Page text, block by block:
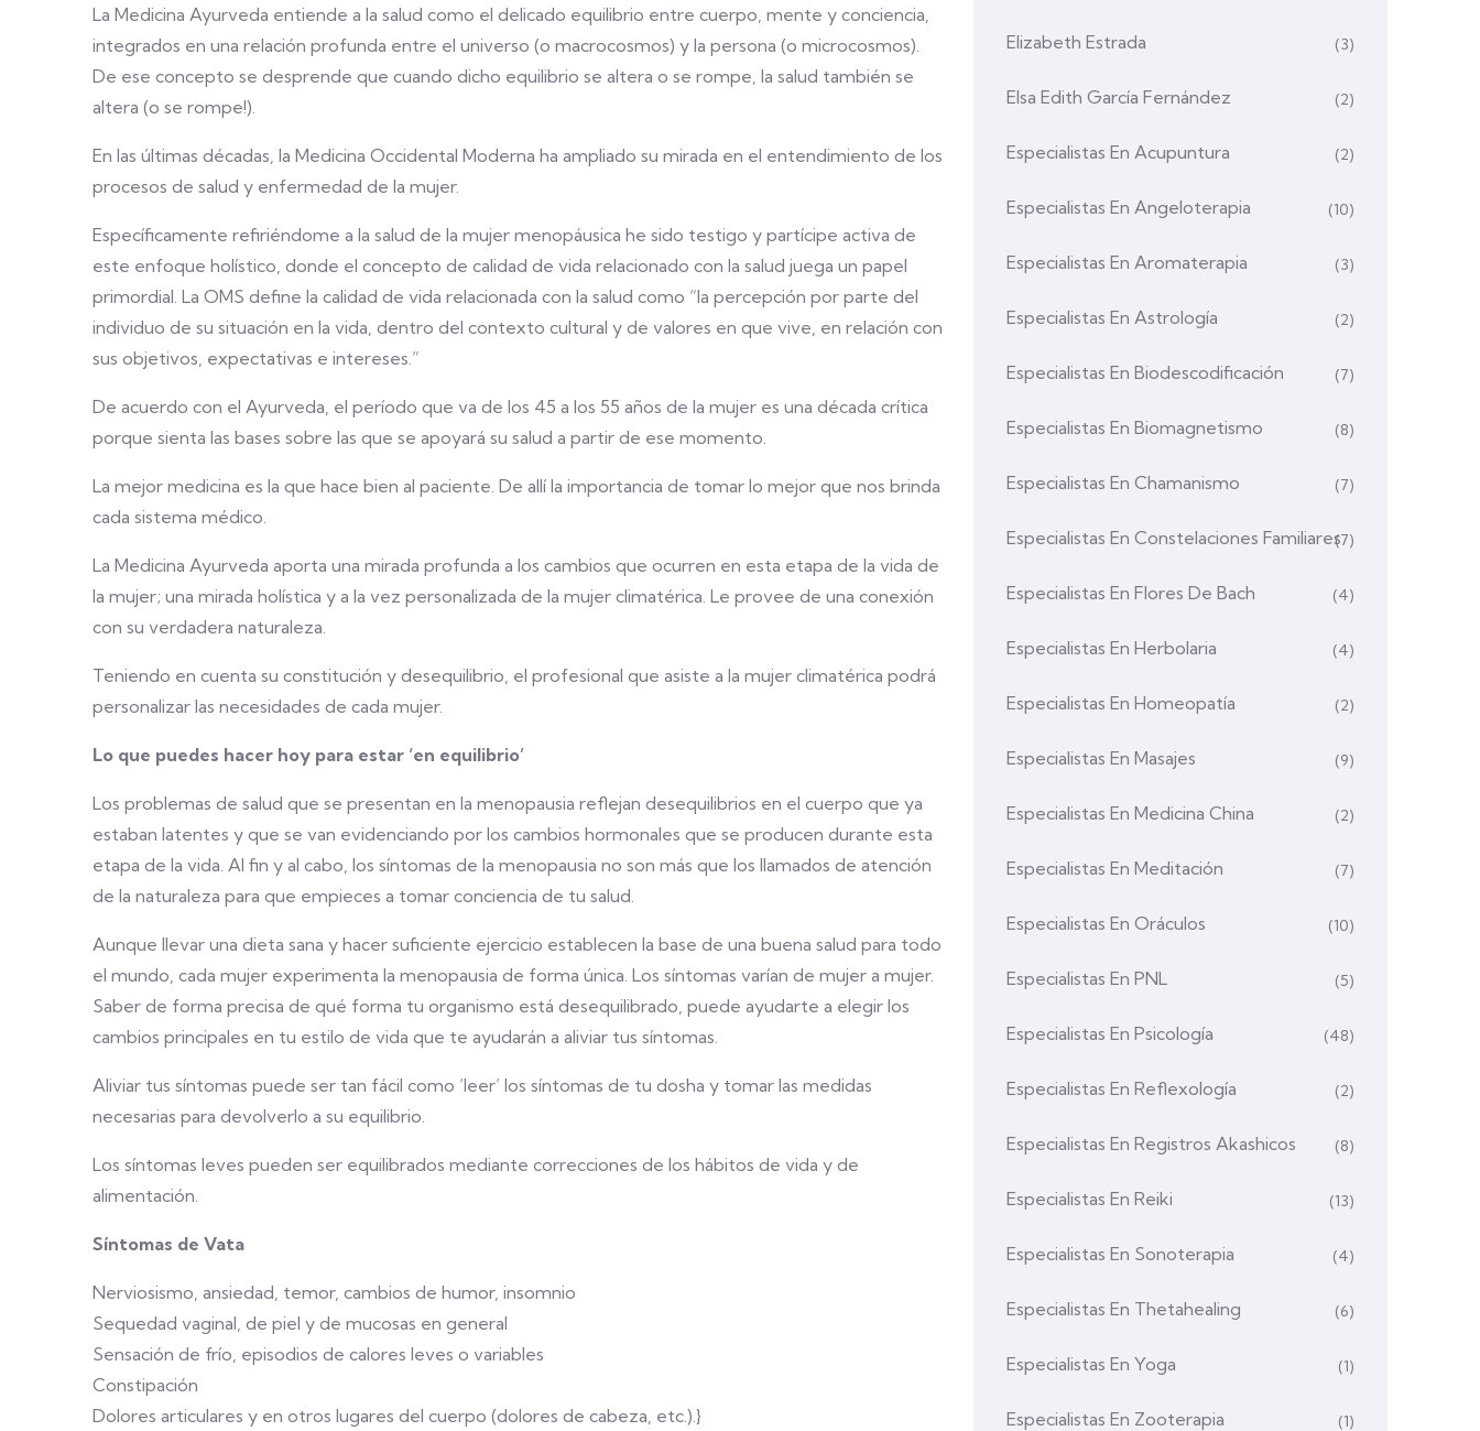
La Medicina Ayurveda entiende a la salud como el delicado equilibrio entre cuerpo, mente y conciencia,
integrados en una relación profunda entre el universo (o macrocosmos) y la persona (o microcosmos).
De ese concepto se desprende que cuando dicho equilibrio se altera o se rompe, la salud también se
altera (o se rompe!).
En las últimas décadas, la Medicina Occidental Moderna ha ampliado su mirada en el entendimiento de los
procesos de salud y enfermedad de la mujer.
Específicamente refiriéndome a la salud de la mujer menopáusica he sido testigo y partícipe activa de
este enfoque holístico, donde el concepto de calidad de vida relacionado con la salud juega un papel
primordial. La OMS define la calidad de vida relacionada con la salud como “la percepción por parte del
individuo de su situación en la vida, dentro del contexto cultural y de valores en que vive, en relación con
sus objetivos, expectativas e intereses.”
De acuerdo con el Ayurveda, el período que va de los 45 a los 55 años de la mujer es una década crítica
porque sienta las bases sobre las que se apoyará su salud a partir de ese momento.
La mejor medicina es la que hace bien al paciente. De allí la importancia de tomar lo mejor que nos brinda
cada sistema médico.
La Medicina Ayurveda aporta una mirada profunda a los cambios que ocurren en esta etapa de la vida de
la mujer; una mirada holística y a la vez personalizada de la mujer climatérica. Le provee de una conexión
con su verdadera naturaleza.
Teniendo en cuenta su constitución y desequilibrio, el profesional que asiste a la mujer climatérica podrá
personalizar las necesidades de cada mujer.
Lo que puedes hacer hoy para estar ‘en equilibrio’
Los problemas de salud que se presentan en la menopausia reflejan desequilibrios en el cuerpo que ya
estaban latentes y que se van evidenciando por los cambios hormonales que se producen durante esta
etapa de la vida. Al fin y al cabo, los síntomas de la menopausia no son más que los llamados de atención
de la naturaleza para que empieces a tomar conciencia de tu salud.
Aunque llevar una dieta sana y hacer suficiente ejercicio establecen la base de una buena salud para todo
el mundo, cada mujer experimenta la menopausia de forma única. Los síntomas varían de mujer a mujer.
Saber de forma precisa de qué forma tu organismo está desequilibrado, puede ayudarte a elegir los
cambios principales en tu estilo de vida que te ayudarán a aliviar tus síntomas.
Aliviar tus síntomas puede ser tan fácil como ‘leer’ los síntomas de tu dosha y tomar las medidas
necesarias para devolverlo a su equilibrio.
Los síntomas leves pueden ser equilibrados mediante correcciones de los hábitos de vida y de
alimentación.
Síntomas de Vata
Nerviosismo, ansiedad, temor, cambios de humor, insomnio
Sequedad vaginal, de piel y de mucosas en general
Sensación de frío, episodios de calores leves o variables
Constipación
Dolores articulares y en otros lugares del cuerpo (dolores de cabeza, etc.).}
Elizabeth Estrada (3)
Elsa Edith García Fernández (2)
Especialistas En Acupuntura (2)
Especialistas En Angeloterapia (10)
Especialistas En Aromaterapia (3)
Especialistas En Astrología (2)
Especialistas En Biodescodificación (7)
Especialistas En Biomagnetismo (8)
Especialistas En Chamanismo (7)
Especialistas En Constelaciones Familiares(7)
Especialistas En Flores De Bach (4)
Especialistas En Herbolaria (4)
Especialistas En Homeopatía (2)
Especialistas En Masajes (9)
Especialistas En Medicina China (2)
Especialistas En Meditación (7)
Especialistas En Oráculos (10)
Especialistas En PNL (5)
Especialistas En Psicología (48)
Especialistas En Reflexología (2)
Especialistas En Registros Akashicos (8)
Especialistas En Reiki (13)
Especialistas En Sonoterapia (4)
Especialistas En Thetahealing (6)
Especialistas En Yoga (1)
Especialistas En Zooterapia (1)